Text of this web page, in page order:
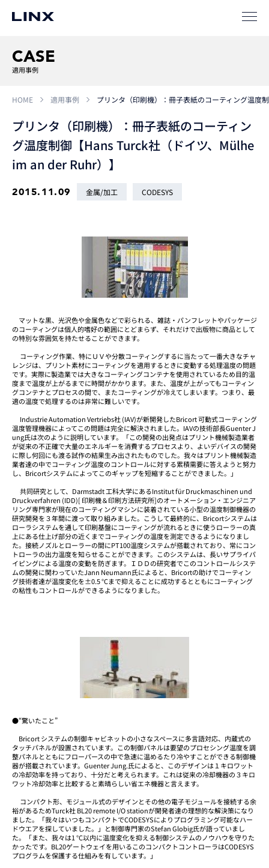
CASE
適用事例
HOME 適用事例 プリンタ（印刷機）：冊子表紙のコーティング温
プリンタ（印刷機）：冊子表紙のコーティン
グ温度制御【Hans Turck社（ドイツ、Mülhe
im an der Ruhr）】
2015.11.09 金属/加工 CODESYS
マットな黒、光沢色や金属色などで彩られる、雑誌・パンフレットやパッケージ
のコーティングは個人的嗜好の範囲にとどまらず、それだけで出版物に商品として
の特別な雰囲気を持たせることができます。
コーティング作業、特にＵＶや分散コーティングするに当たって一番大きなチャ
レンジは、プリント素材にコーティングを適用するときに変動する処理温度の問題
です。実際に製造業では大きなコーティングコンテナを使用されているため目的温
度まで温度が上がるまでに時間がかかります。また、温度が上がってもコーティン
グコンテナとプロセスの間で、またコーティングが冷えてしまいます。つまり、最
適の温度で処理するのは非常に難しいです。
Industrie Automation Vertriebs社 (IAV)が新開発したBricort 可動式コーティング
温度管理機器によってこの問題は完全に解決されました。IAVの技術部長Guenter J
ung氏は次のように説明しています。「この開発の出発点はプリント機械製造業者
が従来の不正確で大量のエネルギーを消費するプロセスより、よいデバイスの開発
に際し何回にも渡る試作の結果生み出されたものでした。我々はプリント機械製造
業者達の中でコーティング温度のコントロールに対する累積需要に答えようと努力
し、Bricortシステムによってこのギャップを短縮することができました。」
共同研究として、Darmstadt 工科大学にあるInstitut für Druckmaschinen und
Druckverfahren (IDD)[ 印刷機＆印刷方法研究所]のオートメーション・エンジニア
リング専門家が現在のコーティングマシンに装着されている小型の温度制御機器の
研究開発を３年間に渡って取り組みました。こうして最終的に、Bricortシステムは
ローラシステムを通して印刷基盤にコーティングが流れるときに使うローラーの真
上にある仕上げ部分の近くまでコーティングの温度を測定できるようになりまし
た。接続ノズルとローラーの間にPT100温度システムが搭載されており、常にコン
トローラの出力温度を知らせることができます。このシステムは、長いサプライパ
イピングによる温度の変動を防ぎます。ＩＤＤの研究者でこのコントロールシステ
ムの開発に関わっていたJann Neumann氏によると、Bricortの助けでコーティン
グ技術者達が温度変化を±0.5 °Cまで抑えることに成功するとともにコーティング
の粘性もコントロールができるようになりました。
●“驚いたこと”
Bricort システムの制御キャビネットの小さなスペースに多言語対応、内蔵式の
タッチパネルが設置されています。この制御パネルは要望のプロセシング温度を調
整パネルとともにフローパースの中で急速に温めるたり冷やすことができる制御機
器が搭載されています。Guenter Jung.氏によると、このデザインは１キロワット
の冷却効率を持っており、十分だと考えられます。これは従来の冷却機器の３キロ
ワット冷却効率と比較すると素晴らしい省エネ機器と言えます。
コンパクト形、モジュール式のデザインとその他の電子モジュールを接続する余
裕があるためTurck社 BL20 remote I/O stationが開発者達の理想的な解決策になり
ました。「我々はいつもコンパクトでCODESYSによりプログラミング可能なハー
ドウエアを探していました。」と制御専門家のStefan Globig氏が語っていまし
た。「また、我々は1 °C以内に温度変化を抑える制御システムのノウハウを守りた
かったです。BL20ゲートウェイを用いるこのコンパクトコントローラはCODESYS
プログラムを保護する仕組みを有しています。」